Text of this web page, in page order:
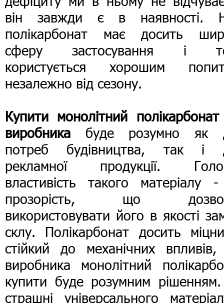
він завжди є в наявності.
полікарбонат має досить
сферу застосування і
користується хорошим
незалежно від сезону.
Купити монолітний полікарбонат
виробника буде розумно як
потреб будівництва, так і
рекламної продукції.
властивість такого матеріалу
прозорість, що
використовувати його в якості
склу. Полікарбонат досить
стійкий до механічних впливів,
виробника монолітний
купити буде розумним
страшні універсального